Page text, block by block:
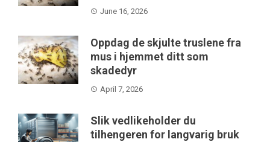
June 16, 2026
Oppdag de skjulte truslene fra
mus i hjemmet ditt som
skadedyr
April 7, 2026
Slik vedlikeholder du
tilhengeren for langvarig bruk